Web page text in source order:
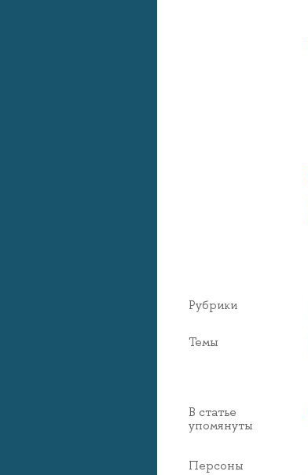
Рубрики
Темы
В статье
упомянуты
Персоны